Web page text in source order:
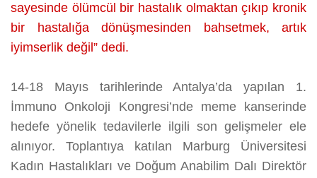
sayesinde ölümcül bir hastalık olmaktan çıkıp kronik
bir hastalığa dönüşmesinden bahsetmek, artık
iyimserlik değil” dedi.
14-18 Mayıs tarihlerinde Antalya’da yapılan 1.
İmmuno Onkoloji Kongresi’nde meme kanserinde
hedefe yönelik tedavilerle ilgili son gelişmeler ele
alınıyor. Toplantıya katılan Marburg Üniversitesi
Kadın Hastalıkları ve Doğum Anabilim Dalı Direktör